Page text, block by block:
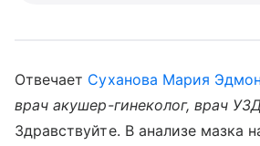
Отвечает Суханова Мария
врач акушер-гинеколог, врач
Здравствуйте. В анализе мазка